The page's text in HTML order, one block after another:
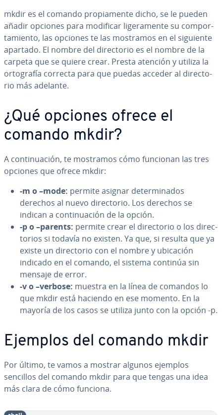
mkdir es el comando pro­pia­me­n­te dicho, se le pueden
añadir opciones para modificar li­ge­ra­me­n­te su co­m­po­r­
ta­mie­n­to, las opciones te las mostramos en el siguiente
apartado. El nombre del di­re­c­to­rio es el nombre de la
carpeta que se quiere crear. Presta atención y utiliza la
or­to­gra­fía correcta para que puedas acceder al di­re­c­to­
rio más adelante.
¿Qué opciones ofrece el
comando mkdir?
A co­n­ti­nua­ción, te mostramos cómo funcionan las tres
opciones que ofrece mkdir:
-m o –mode: permite asignar de­te­r­mi­na­dos
derechos al nuevo di­re­c­to­rio. Los derechos se
indican a co­n­ti­nua­ción de la opción.
-p o –parents: permite crear el di­re­c­to­rio o los di­re­c­
to­rios si todavía no existen. Ya que, si resulta que ya
existe un di­re­c­to­rio con el nombre y ubicación
indicado en el comando, el sistema continúa sin
mensaje de error.
-v o –verbose: muestra en la línea de comandos lo
que mkdir está haciendo en ese momento. En la
mayoría de los casos se utiliza junto con la opción -p.
Ejemplos del comando mkdir
Por último, te vamos a mostrar algunos ejemplos
sencillos del comando mkdir para que tengas una idea
más clara de cómo funciona.